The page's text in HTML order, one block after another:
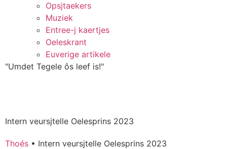
Opsjtaekers
Muziek
Entree-j kaertjes
Oeleskrant
Euverige artikele
"Umdet Tegele ôs leef is!"
Intern veursjtelle Oelesprins 2023
Thoés • Intern veursjtelle Oelesprins 2023